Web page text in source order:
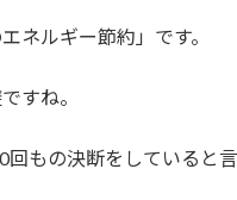
ネルギー節約」です。
すね。
もの決断をしていると言